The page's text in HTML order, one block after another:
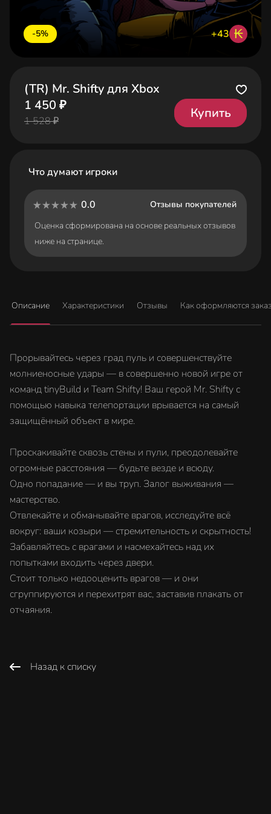
-5% +43 ₭
(TR) Mr. Shifty для Xbox
1 450 ₽
1 528 ₽
Купить
Что думают игроки
0.0
Отзывы покупателей
Оценка сформирована на основе реальных отзывов
ниже на странице.
Описание Характеристики Отзывы Как оформляются
Прорывайтесь через град пуль и совершенствуйте
молниеносные удары — в совершенно новой игре от
команд tinyBuild и Team Shifty! Ваш герой Mr. Shifty с
помощью навыка телепортации врывается на самый
защищённый объект в мире.
Проскакивайте сквозь стены и пули, преодолевайте
огромные расстояния — будьте везде и всюду.
Одно попадание — и вы труп. Залог выживания —
мастерство.
Отвлекайте и обманывайте врагов, исследуйте всё
вокруг: ваши козыри — стремительность и скрытность!
Забавляйтесь с врагами и насмехайтесь над их
попытками входить через двери.
Стоит только недооценить врагов — и они
сгруппируются и перехитрят вас, заставив плакать от
отчаяния.
Назад к списку